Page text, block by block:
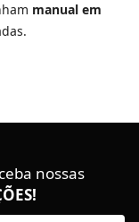
manual em
nossas